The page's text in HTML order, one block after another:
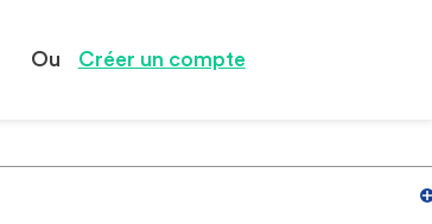
Ou Créer un compte